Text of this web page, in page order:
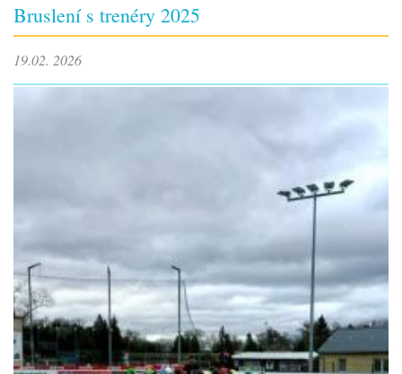
Bruslení s trenéry 2025
19.02. 2026